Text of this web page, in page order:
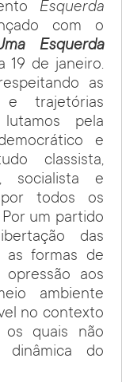
Esquerda
com o
Esquerda
19 de janeiro.
as
e trajetórias
pela
e
classista,
socialista e
por todos os
um partido
das
as formas de
aos
ambiente
no contexto
os quais não
do